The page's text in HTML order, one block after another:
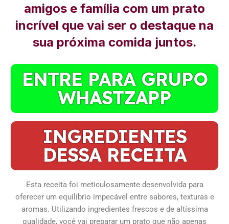
amigos e família com um prato
incrível que vai ser o destaque na
sua próxima comida juntos.
ENTRE PARA GRUPO
WHASTZAPP
INGREDIENTES
DESSA RECEITA
Esta receita foi meticulosamente desenvolvida para
oferecer um equilíbrio impecável entre sabores, texturas e
aromas. Utilizando ingredientes frescos e de altíssima
qualidade, você vai preparar um prato que não apenas